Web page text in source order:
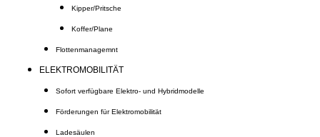
Kipper/Pritsche
Koffer/Plane
Flottenmanagemnt
ELEKTROMOBILITÄT
Sofort verfügbare Elektro- und Hybridmodelle
Förderungen für Elektromobilität
Ladesäulen